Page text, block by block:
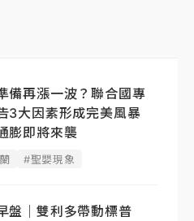
備再漲一波？聯合國專
3大因素形成完美風暴
膨即將來襲
#聖嬰現象
盤｜雙利多帶動標普